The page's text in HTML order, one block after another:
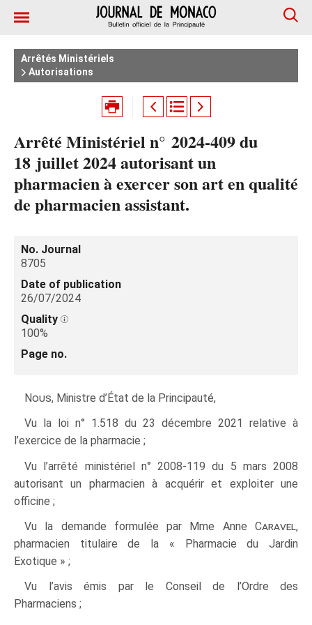
Arrêtés Ministériels
Autorisations
Arrêté Ministériel n° 2024‑409 du
18 juillet 2024 autorisant un
pharmacien à exercer son art en qualité
de pharmacien assistant.
No. Journal
8705
Date of publication
26/07/2024
Quality
100%
Page no.
Nous, Ministre d’État de la Principauté,
Vu la loi n° 1.518 du 23 décembre 2021 relative à
l’exercice de la pharmacie ;
Vu l’arrêté ministériel n° 2008‑119 du 5 mars 2008
autorisant un pharmacien à acquérir et exploiter une
officine ;
Vu la demande formulée par Mme Anne Caravel,
pharmacien titulaire de la « Pharmacie du Jardin
Exotique » ;
Vu l’avis émis par le Conseil de l’Ordre des
Pharmaciens ;